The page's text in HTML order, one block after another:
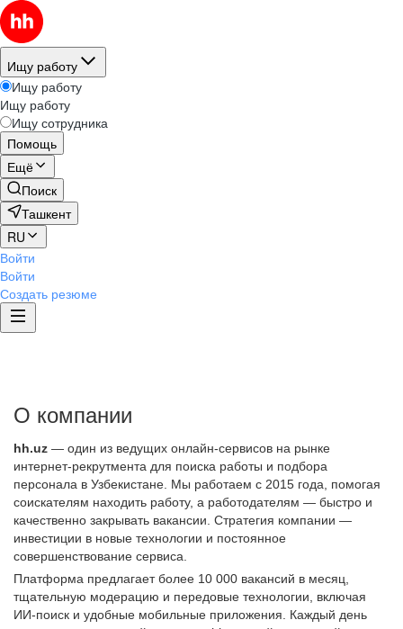
Ищу работу
Ищу работу
Ищу работу
Ищу сотрудника
Помощь
Ещё
Поиск
Ташкент
RU
Войти
Войти
Создать резюме
О компании
hh.uz — один из ведущих онлайн-сервисов на рынке
интернет-рекрутмента для поиска работы и подбора
персонала в Узбекистане. Мы работаем с 2015 года, помогая
соискателям находить работу, а работодателям — быстро и
качественно закрывать вакансии. Стратегия компании —
инвестиции в новые технологии и постоянное
совершенствование сервиса.
Платформа предлагает более 10 000 вакансий в месяц,
тщательную модерацию и передовые технологии, включая
ИИ-поиск и удобные мобильные приложения. Каждый день